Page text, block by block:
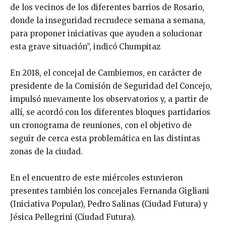
de los vecinos de los diferentes barrios de Rosario,
donde la inseguridad recrudece semana a semana,
para proponer iniciativas que ayuden a solucionar
esta grave situación”, indicó Chumpitaz
En 2018, el concejal de Cambiemos, en carácter de
presidente de la Comisión de Seguridad del Concejo,
impulsó nuevamente los observatorios y, a partir de
allí, se acordó con los diferentes bloques partidarios
un cronograma de reuniones, con el objetivo de
seguir de cerca esta problemática en las distintas
zonas de la ciudad.
En el encuentro de este miércoles estuvieron
presentes también los concejales Fernanda Gigliani
(Iniciativa Popular), Pedro Salinas (Ciudad Futura) y
Jésica Pellegrini (Ciudad Futura).